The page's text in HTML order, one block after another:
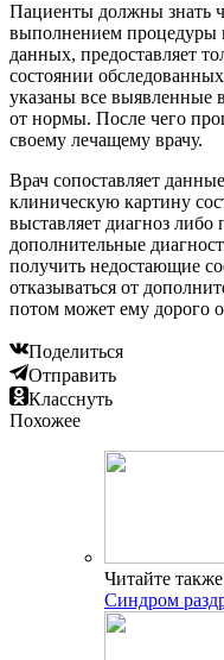
Пациенты должны знать
выполнением процедуры
данных, предоставляет
состоянии
указаны все выявленные
от нормы. После чего
своему лечащему врачу.
Врач сопоставляет
клиническую картину
выставляет диагноз либо
дополнительные
получить недостающие
отказываться от
потом может ему дорого
Поделиться
Отправить
Класснуть
Похожее
Читайте
Синдром